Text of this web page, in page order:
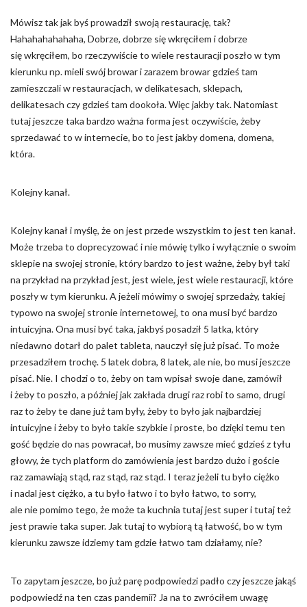
Mówisz tak jak byś prowadził swoją restaurację, tak?
Hahahahahahaha, Dobrze, dobrze się wkręciłem i dobrze
się wkręciłem, bo rzeczywiście to wiele restauracji poszło w tym
kierunku np. mieli swój browar i zarazem browar gdzieś tam
zamieszczali w restauracjach, w delikatesach, sklepach,
delikatesach czy gdzieś tam dookoła. Więc jakby tak. Natomiast
tutaj jeszcze taka bardzo ważna forma jest oczywiście, żeby
sprzedawać to w internecie, bo to jest jakby domena, domena,
która.
Kolejny kanał.
Kolejny kanał i myślę, że on jest przede wszystkim to jest ten kanał.
Może trzeba to doprecyzować i nie mówię tylko i wyłącznie o swoim
sklepie na swojej stronie, który bardzo to jest ważne, żeby był taki
na przykład na przykład jest, jest wiele, jest wiele restauracji, które
poszły w tym kierunku. A jeżeli mówimy o swojej sprzedaży, takiej
typowo na swojej stronie internetowej, to ona musi być bardzo
intuicyjna. Ona musi być taka, jakbyś posadził 5 latka, który
niedawno dotarł do palet tableta, nauczył się już pisać. To może
przesadziłem trochę. 5 latek dobra, 8 latek, ale nie, bo musi jeszcze
pisać. Nie. I chodzi o to, żeby on tam wpisał swoje dane, zamówił
i żeby to poszło, a później jak zakłada drugi raz robi to samo, drugi
raz to żeby te dane już tam były, żeby to było jak najbardziej
intuicyjne i żeby to było takie szybkie i proste, bo dzięki temu ten
gość będzie do nas powracał, bo musimy zawsze mieć gdzieś z tyłu
głowy, że tych platform do zamówienia jest bardzo dużo i goście
raz zamawiają stąd, raz stąd, raz stąd. I teraz jeżeli tu było ciężko
i nadal jest ciężko, a tu było łatwo i to było łatwo, to sorry,
ale nie pomimo tego, że może ta kuchnia tutaj jest super i tutaj też
jest prawie taka super. Jak tutaj to wybiorą tą łatwość, bo w tym
kierunku zawsze idziemy tam gdzie łatwo tam działamy, nie?
To zapytam jeszcze, bo już parę podpowiedzi padło czy jeszcze jakąś
podpowiedź na ten czas pandemii? Ja na to zwróciłem uwagę